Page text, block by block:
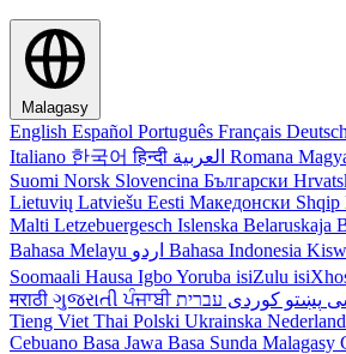
Malagasy
English Español Português Français Deutsch
Italiano 한국어हिन्दी Romana
Suomi Norsk Slovencina Български
Lietuvių Latviešu Eesti Македонски Shqip
Malti Letzebuergesch Islenska Belaruskaja
Bahasa Melayu
Bahasa Indonesia
Soomaali Hausa IgboYoruba isiZulu
मराठी ગુજરાતીਪੰਜਾਬੀ پښتو کوردی
Tieng Viet Thai Polski Ukrainska
Cebuano Basa Jawa Basa Sunda Malagasy